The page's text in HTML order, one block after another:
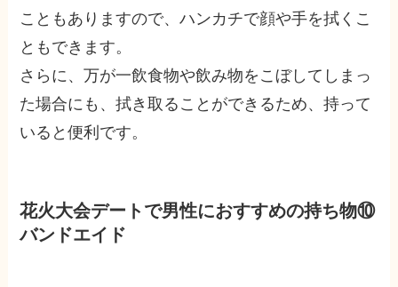
こともありますので、ハンカチで顔や手を拭くこ
ともできます。
さらに、万が一飲食物や飲み物をこぼしてしまっ
た場合にも、拭き取ることができるため、持って
いると便利です。
花火大会デートで男性におすすめの持ち物⑩
バンドエイド